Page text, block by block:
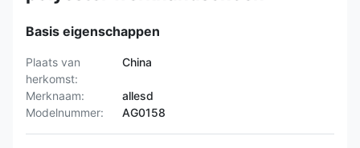
Basis eigenschappen
Plaats van
herkomst:
China
Merknaam:
allesd
Modelnummer:
AG0158